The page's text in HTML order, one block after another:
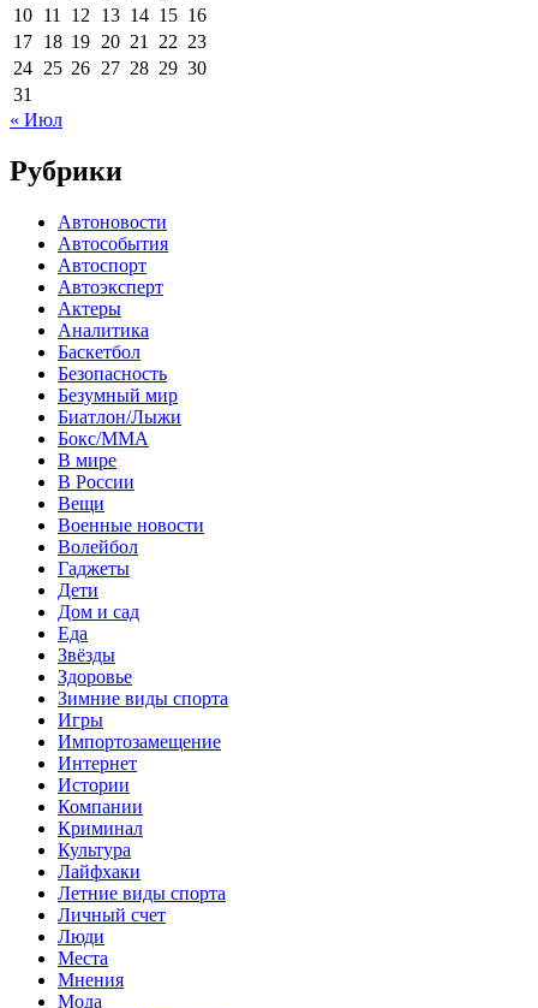
10 11 12 13 14 15 16
17 18 19 20 21 22 23
24 25 26 27 28 29 30
31
« Июл
Рубрики
Автоновости
Автособытия
Автоспорт
Автоэксперт
Актеры
Аналитика
Баскетбол
Безопасность
Безумный мир
Биатлон/Лыжи
Бокс/MMA
В мире
В России
Вещи
Военные новости
Волейбол
Гаджеты
Дети
Дом и сад
Еда
Звёзды
Здоровье
Зимние виды спорта
Игры
Импортозамещение
Интернет
Истории
Компании
Криминал
Культура
Лайфхаки
Летние виды спорта
Личный счет
Люди
Места
Мнения
Мода